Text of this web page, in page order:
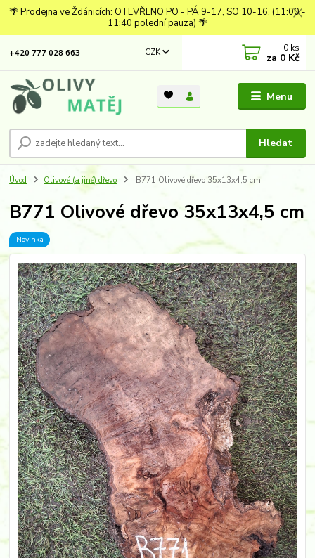
🌴 Prodejna ve Ždánicích: OTEVŘENO PO - PÁ 9-17, SO 10-16, (11:00 -
11:40 polední pauza) 🌴
Menu
CZK
Hledat
+420 777 028 663 0 ks
za 0 Kč
Úvod Olivové (a jiné) dřevo B771 Olivové dřevo 35x13x4,5 cm
B771 Olivové dřevo 35x13x4,5 cm
Novinka